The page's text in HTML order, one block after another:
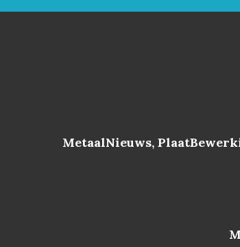
MetaalNieuws,